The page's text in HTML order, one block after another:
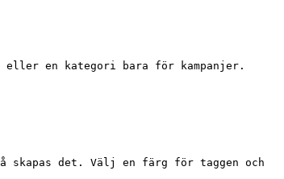
en kategori bara för kampanjer.
det. Välj en färg för taggen och